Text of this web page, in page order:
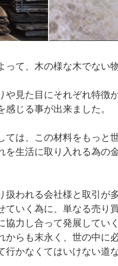
って、木の様な木でない
見た目にそれぞれ特徴が
じる事が出来ました。
ては、この材料をもっと
を生活に取り入れる為の
われる会社様と取引が多
ていく為に、単なる売り
協力し合って発展してい
からも末永く、世の中に
行かなくてはいけない道